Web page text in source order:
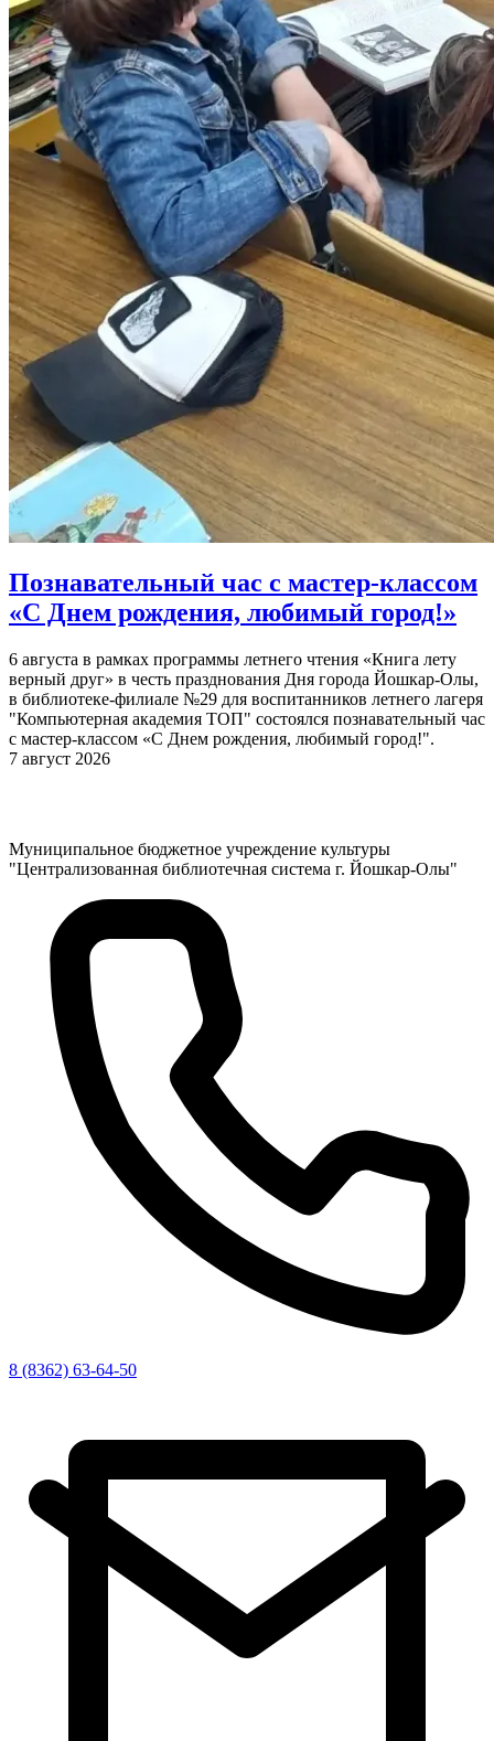
Познавательный час с мастер-классом
«С Днем рождения, любимый город!»
6 августа в рамках программы летнего чтения «Книга лету
верный друг» в честь празднования Дня города Йошкар-Олы,
в библиотеке-филиале №29 для воспитанников летнего лагеря
"Компьютерная академия ТОП" состоялся познавательный час
с мастер-классом «С Днем рождения, любимый город!".
7 август 2026
Муниципальное бюджетное учреждение культуры
"Централизованная библиотечная система г. Йошкар-Олы"
8 (8362) 63-64-50